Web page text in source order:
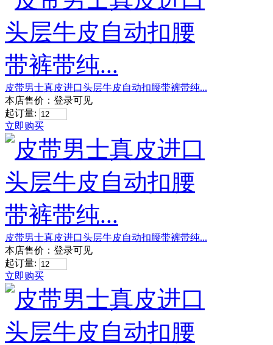
皮带男士真皮进口头层牛皮自动扣腰带裤带纯...
本店售价： 登录可见
起订量:
立即购买
皮带男士真皮进口头层牛皮自动扣腰带裤带纯...
本店售价： 登录可见
起订量:
立即购买